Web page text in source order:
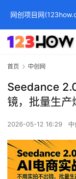
首页 中创网
Seedance
镜，批量生
2026-05-12 16:29 中
网创项目网